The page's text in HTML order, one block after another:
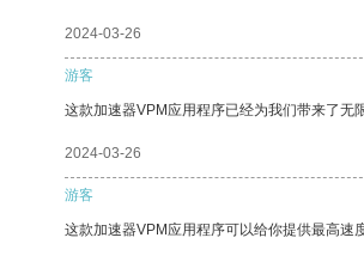
2024-03-26
游客
这款加速器VPM应用程序已经为我们带来了无
2024-03-26
游客
这款加速器VPM应用程序可以给你提供最高速